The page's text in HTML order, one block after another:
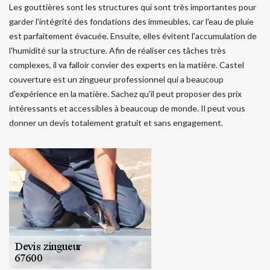
Les gouttières sont les structures qui sont très importantes pour
garder l'intégrité des fondations des immeubles, car l'eau de pluie
est parfaitement évacuée. Ensuite, elles évitent l'accumulation de
l'humidité sur la structure. Afin de réaliser ces tâches très
complexes, il va falloir convier des experts en la matière. Castel
couverture est un zingueur professionnel qui a beaucoup
d'expérience en la matière. Sachez qu'il peut proposer des prix
intéressants et accessibles à beaucoup de monde. Il peut vous
donner un devis totalement gratuit et sans engagement.